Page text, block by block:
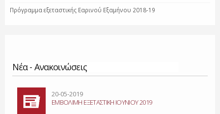
Πρόγραμμα εξεταστικής Εαρινού Εξαμήνου 2018-19
Νέα - Ανακοινώσεις
20-05-2019
ΕΜΒΟΛΙΜΗ ΕΞΕΤΑΣΤΙΚΗ ΙΟΥΝΙΟΥ 2019
Σελίδες